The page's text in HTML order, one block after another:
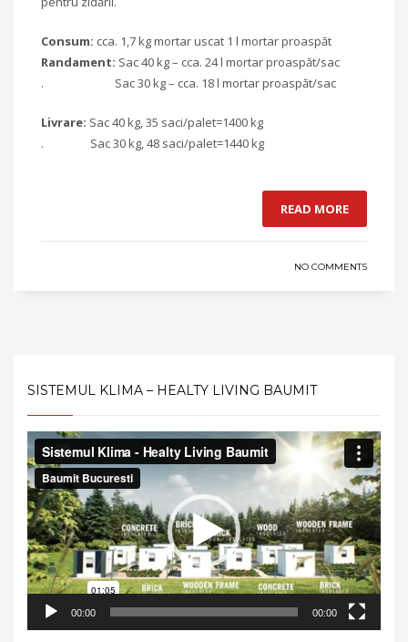
Consum: cca. 1,7 kg mortar uscat 1 l mortar proaspăt
Randament: Sac 40 kg – cca. 24 l mortar proaspăt/sac
. Sac 30 kg – cca. 18 l mortar proaspăt/sac
Livrare: Sac 40 kg, 35 saci/palet=1400 kg
. Sac 30 kg, 48 saci/palet=1440 kg
READ MORE
NO COMMENTS
SISTEMUL KLIMA – HEALTY LIVING BAUMIT
Video
Player
00:00 00:00